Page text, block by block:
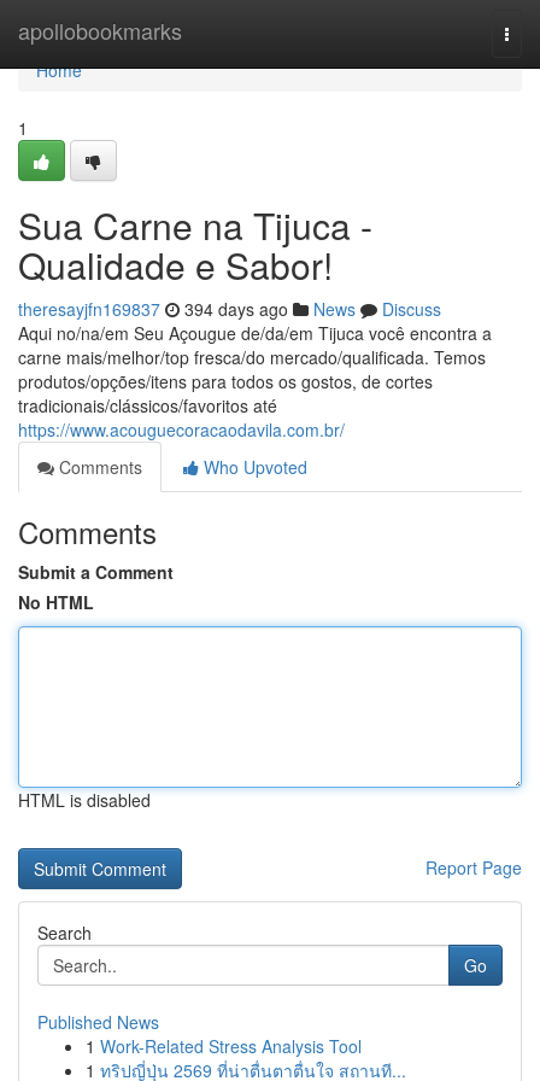
apollobookmarks
Home
Home
1
Sua Carne na Tijuca -
Qualidade e Sabor!
theresayjfn169837 394 days ago News
Discuss
Aqui no/na/em Seu Açougue de/da/em Tijuca você encontra a
carne mais/melhor/top fresca/do mercado/qualificada. Temos
produtos/opções/itens para todos os gostos, de cortes
tradicionais/clássicos/favoritos até
https://www.acouguecoracaodavila.com.br/
Comments
Who Upvoted
Comments
Submit a Comment
No HTML
HTML is disabled
Report Page
Search
Go
Published News
1 Work-Related Stress Analysis Tool
1 ทริปญี่ปุ่น 2569 ที่น่าตื่นตาตื่นใจ สถานที...